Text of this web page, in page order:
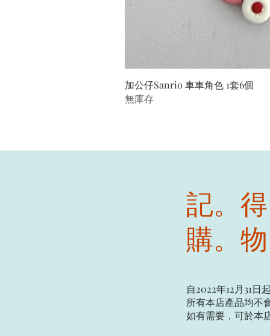
加公仔Sanrio 車車角色 1套6個
無庫存
記。
購。
自2022年12月31日
所有本店產品均不
如有需要，可於本